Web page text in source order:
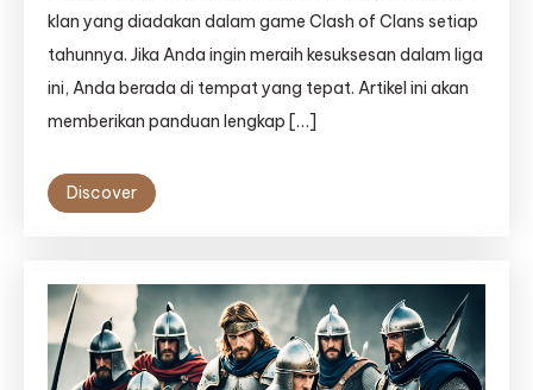
klan yang diadakan dalam game Clash of Clans setiap
tahunnya. Jika Anda ingin meraih kesuksesan dalam liga
ini, Anda berada di tempat yang tepat. Artikel ini akan
memberikan panduan lengkap […]
Discover